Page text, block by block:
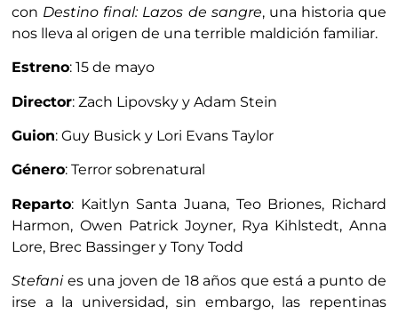
con Destino final: Lazos de sangre, una historia que
nos lleva al origen de una terrible maldición familiar.
Estreno: 15 de mayo
Director: Zach Lipovsky y Adam Stein
Guion: Guy Busick y Lori Evans Taylor
Género: Terror sobrenatural
Reparto: Kaitlyn Santa Juana, Teo Briones, Richard
Harmon, Owen Patrick Joyner, Rya Kihlstedt, Anna
Lore, Brec Bassinger y Tony Todd
Stefanies una joven de 18 años que está a punto de
irse a la universidad, sin embargo, las repentinas